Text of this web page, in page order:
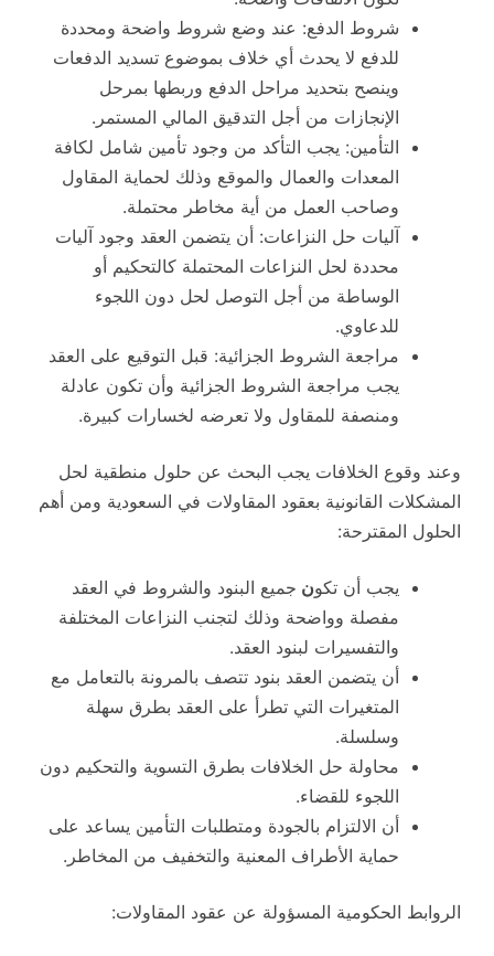
شروط الدفع: عند وضع شروط واضحة ومحددة
للدفع لا يحدث أي خلاف بموضوع تسديد الدفعات
وينصح بتحديد مراحل الدفع وربطها بمرحل
الإنجازات من أجل التدقيق المالي المستمر.
التأمين: يجب التأكد من وجود تأمين شامل لكافة
المعدات والعمال والموقع وذلك لحماية المقاول
وصاحب العمل من أية مخاطر محتملة.
آليات حل النزاعات: أن يتضمن العقد وجود آليات
محددة لحل النزاعات المحتملة كالتحكيم أو
الوساطة من أجل التوصل لحل دون اللجوء
للدعاوي.
مراجعة الشروط الجزائية: قبل التوقيع على العقد
يجب مراجعة الشروط الجزائية وأن تكون عادلة
ومنصفة للمقاول ولا تعرضه لخسارات كبيرة.
وعند وقوع الخلافات يجب البحث عن حلول منطقية لحل
المشكلات القانونية بعقود المقاولات في السعودية ومن أهم
الحلول المقترحة:
يجب أن تكون جميع البنود والشروط في العقد
مفصلة وواضحة وذلك لتجنب النزاعات المختلفة
والتفسيرات لبنود العقد.
أن يتضمن العقد بنود تتصف بالمرونة بالتعامل مع
المتغيرات التي تطرأ على العقد بطرق سهلة
وسلسلة.
محاولة حل الخلافات بطرق التسوية والتحكيم دون
اللجوء للقضاء.
أن الالتزام بالجودة ومتطلبات التأمين يساعد على
حماية الأطراف المعنية والتخفيف من المخاطر.
الروابط الحكومية المسؤولة عن عقود المقاولات: